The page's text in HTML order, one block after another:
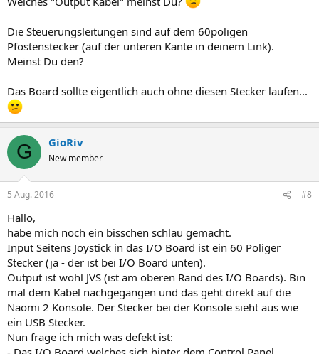
Die Steuerungsleitungen sind auf dem 60poligen
Pfostenstecker (auf der unteren Kante in deinem Link).
Meinst Du den?
Das Board sollte eigentlich auch ohne diesen Stecker laufen...
G GioRiv
New member
5 Aug. 2016 #8
Hallo,
habe mich noch ein bisschen schlau gemacht.
Input Seitens Joystick in das I/O Board ist ein 60 Poliger
Stecker (ja - der ist bei I/O Board unten).
Output ist wohl JVS (ist am oberen Rand des I/O Boards). Bin
mal dem Kabel nachgegangen und das geht direkt auf die
Naomi 2 Konsole. Der Stecker bei der Konsole sieht aus wie
ein USB Stecker.
Nun frage ich mich was defekt ist: